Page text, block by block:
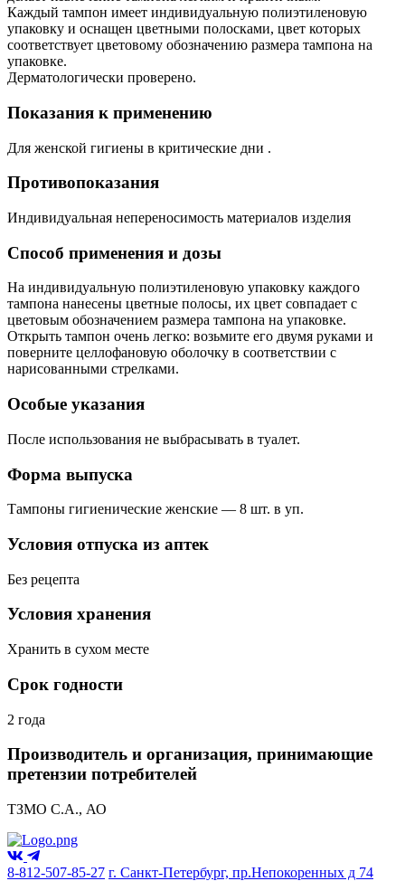
Каждый тампон имеет индивидуальную полиэтиленовую
упаковку и оснащен цветными полосками, цвет которых
соответствует цветовому обозначению размера тампона на
упаковке.
Дерматологически проверено.
Показания к применению
Для женской гигиены в критические дни .
Противопоказания
Индивидуальная непереносимость материалов изделия
Способ применения и дозы
На индивидуальную полиэтиленовую упаковку каждого
тампона нанесены цветные полосы, их цвет совпадает с
цветовым обозначением размера тампона на упаковке.
Открыть тампон очень легко: возьмите его двумя руками и
поверните целлофановую оболочку в соответствии с
нарисованными стрелками.
Особые указания
После использования не выбрасывать в туалет.
Форма выпуска
Тампоны гигиенические женские — 8 шт. в уп.
Условия отпуска из аптек
Без рецепта
Условия хранения
Хранить в сухом месте
Срок годности
2 года
Производитель и организация, принимающие
претензии потребителей
ТЗМО С.А., АО
8-812-507-85-27 г. Санкт-Петербург, пр.Непокоренных д 74